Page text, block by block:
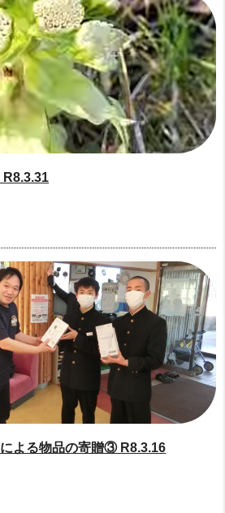
R8.3.31
よる物品の寄贈③ R8.3.16